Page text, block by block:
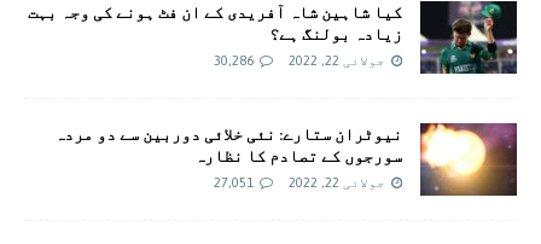
کیا شاہین شاہ آفریدی کے ان فٹ ہونے کی وجہ بہت
زیادہ بولنگ ہے؟
جولائی 22, 2022 30,286
نیوٹران ستارے: نئی خلائی دوربین سے دو مردہ
سورجوں کے تصادم کا نظارہ
جولائی 22, 2022 27,051